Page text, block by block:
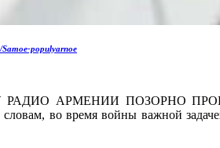
populyarnoe
АРМЕНИИ ПОЗОРНО
во время войны важной